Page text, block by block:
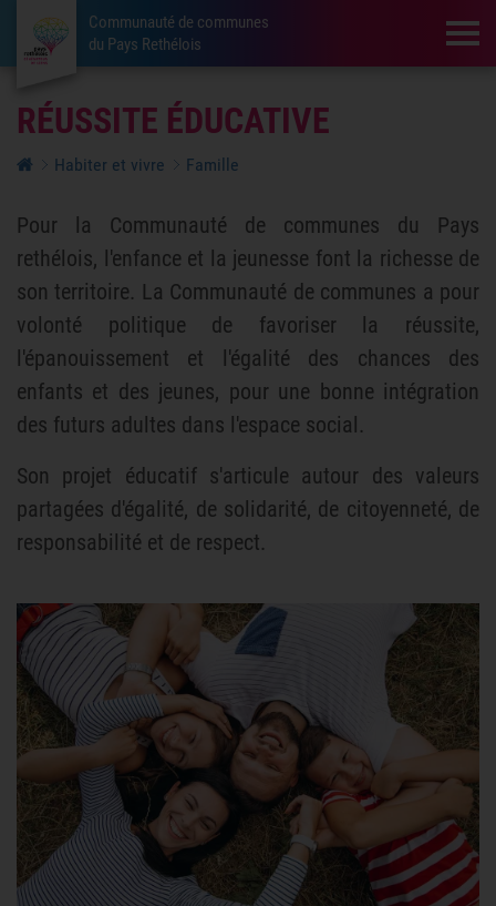
Communauté de communes
du Pays Rethélois
RÉUSSITE ÉDUCATIVE
Habiter et vivre Famille
Pour la Communauté de communes du Pays
rethélois, l'enfance et la jeunesse font la richesse de
son territoire. La Communauté de communes a pour
volonté politique de favoriser la réussite,
l'épanouissement et l'égalité des chances des
enfants et des jeunes, pour une bonne intégration
des futurs adultes dans l'espace social.
Son projet éducatif s'articule autour des valeurs
partagées d'égalité, de solidarité, de citoyenneté, de
responsabilité et de respect.